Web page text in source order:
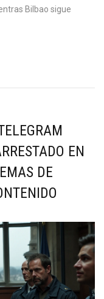
Bilbao sigue
EN
DE